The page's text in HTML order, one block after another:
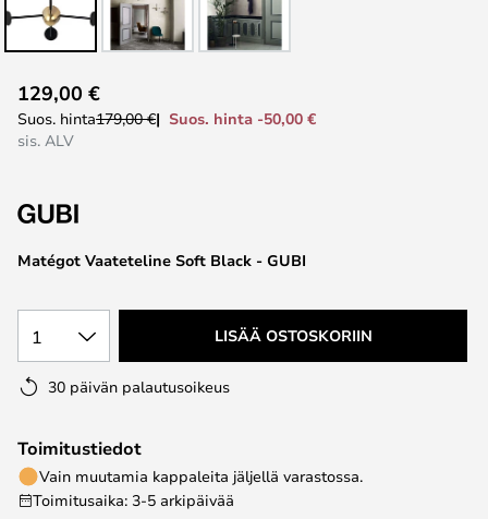
to
the
the
gallery
Matégot Vaateteline Soft Black - GUBI
129,00 €
Suos. hinta179,00 €
Suos. hinta -50,00 €
sis. ALV
1 LISÄÄ OSTOSKORIIN
30 päivän palautusoikeus
Toimitustiedot
Vain muutamia kappaleita jäljellä varastossa.
Toimitusaika: 3-5 arkipäivää